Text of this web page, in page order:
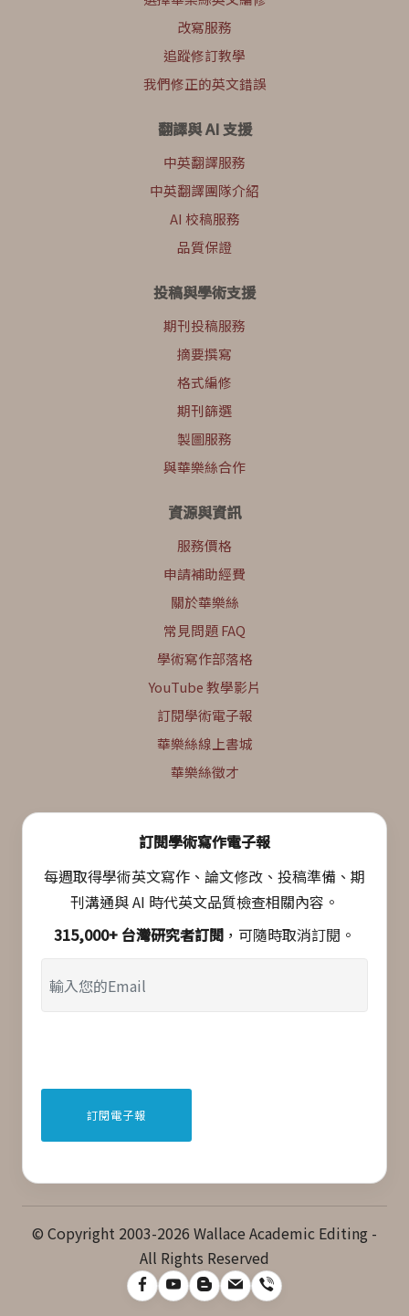
改寫服務
追蹤修訂教學
我們修正的英文錯誤
翻譯與 AI 支援
中英翻譯服務
中英翻譯團隊介紹
AI 校稿服務
品質保證
投稿與學術支援
期刊投稿服務
摘要撰寫
格式編修
期刊篩選
製圖服務
與華樂絲合作
資源與資訊
服務價格
申請補助經費
關於華樂絲
常見問題 FAQ
學術寫作部落格
YouTube 教學影片
訂閱學術電子報
華樂絲線上書城
華樂絲徵才
訂閱學術寫作電子報
每週取得學術英文寫作、論文修改、投稿準備、期
刊溝通與 AI 時代英文品質檢查相關內容。
315,000+ 台灣研究者訂閱 ，可隨時取消訂閱。
© Copyright 2003-2026 Wallace Academic Editing -
All Rights Reserved